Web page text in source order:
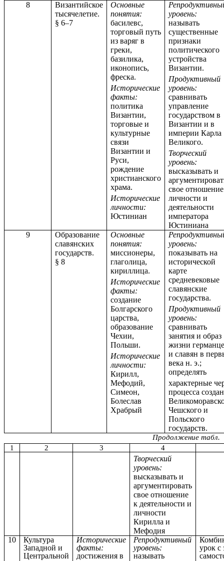
8
Византийское
тысячелетие.
§ 6–7
Основные
понятия:
басилевс,
торговый путь
из варяг в
греки,
базилика,
иконопись,
фреска.
Исторические
факты:
политика
Византии,
торговые и
культурные
связи
Византии и
Руси,
рождение
христианского
храма.
Исторические
личности:
Юстиниан
уровень:
называть
существенные
признаки
политического
устройства
Византии.
Продуктивный
уровень:
сравнивать
управление
государством в
Византии и в
империи Карла
Великого.
Творческий
уровень:
высказывать и
свое
личности и
деятельности
императора
Юстиниана
9
Образование
славянских
государств.
§ 8
Основные
понятия:
миссионеры,
глаголица,
кириллица.
Исторические
факты:
создание
Болгарского
царства,
образование
Чехии,
Польши.
Исторические
личности:
Кирилл,
Мефодий,
Симеон,
Болеслав
Храбрый
уровень:
показывать на
исторической
карте
средневековые
славянские
государства.
Продуктивный
уровень:
сравнивать
занятия и образ
жизни
и славян в
века н. э.;
определять
характерные
процесса
Чешского и
Польского
государств.
Продолжение табл.
1
2 3 4
Творческий
уровень:
высказывать и
аргументировать
свое отношение
к деятельности и
личности
Кирилла и
Мефодия
10
Культура
Западной и
Центральной
Исторические
факты:
достижения в
Репродуктивный
уровень:
называть
урок с